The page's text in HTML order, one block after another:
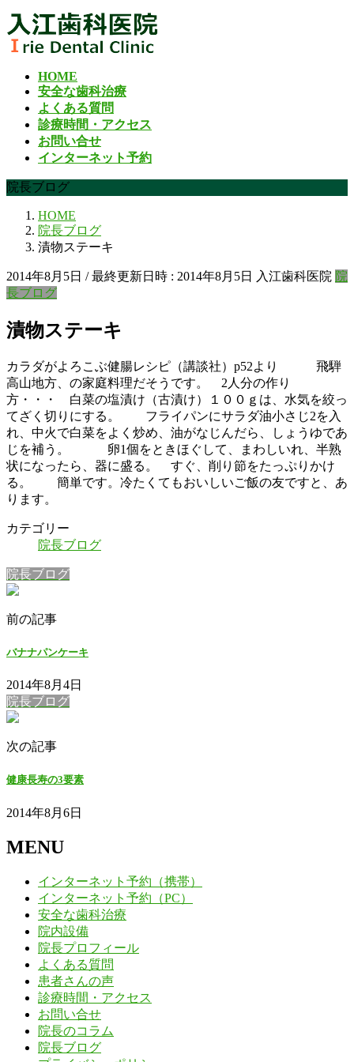
コ
ン
テ
ナ
ビ
ゲ
HOME
安全な歯科治療
よくある質問
診療時間・アクセス
お問い合せ
インターネット予約
院長ブログ
HOME
院長ブログ
漬物ステーキ
2014年8月5日 / 最終更新日時 : 2014年8月5日 入江歯科医院 院
長ブログ
漬物ステーキ
カラダがよろこぶ健腸レシピ（講談社）p52より 飛騨
高山地方、の家庭料理だそうです。 2人分の作り
方・・・ 白菜の塩漬け（古漬け）１００ｇは、水気を絞っ
てざく切りにする。 フライパンにサラダ油小さじ2を入
れ、中火で白菜をよく炒め、油がなじんだら、しょうゆであ
じを補う。 卵1個をときほぐして、まわしいれ、半熟
状になったら、器に盛る。 すぐ、削り節をたっぷりかけ
る。 簡単です。冷たくてもおいしいご飯の友ですと、あ
ります。
カテゴリー
院長ブログ
院長ブログ
前の記事
バナナパンケーキ
2014年8月4日
院長ブログ
次の記事
健康長寿の3要素
2014年8月6日
MENU
インターネット予約（携帯）
インターネット予約（PC）
安全な歯科治療
院内設備
院長プロフィール
よくある質問
患者さんの声
診療時間・アクセス
お問い合せ
院長のコラム
院長ブログ